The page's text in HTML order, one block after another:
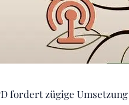
fordert zügige